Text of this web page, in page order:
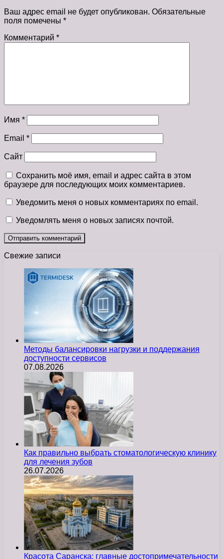
Ваш адрес email не будет опубликован. Обязательные
поля помечены *
Комментарий *
Имя *
Email *
Сайт
Сохранить моё имя, email и адрес сайта в этом
браузере для последующих моих комментариев.
Уведомить меня о новых комментариях по email.
Уведомлять меня о новых записях почтой.
Свежие записи
Методы балансировки нагрузки и поддержания
доступности сервисов
07.08.2026
Как правильно выбрать стоматологическую клинику
для лечения зубов
26.07.2026
Красота Саранска: главные достопримечательности